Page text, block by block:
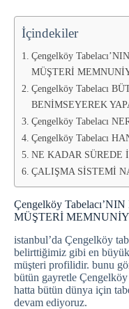
İçindekiler
Çengelköy
MÜŞTERİ
Çengelköy Tabelacı
BENİMSEYEREK
Çengelköy Tabelacı
Çengelköy Tabelacı
NE KADAR SÜREDE
ÇALIŞMA SİSTEMİ
Çengelköy
MÜŞTERİ
istanbul’da Çengelköy
belirttiğimiz gibi en
müşteri profilidir. bunu
bütün gayretle
hatta bütün dünya için
devam ediyoruz.